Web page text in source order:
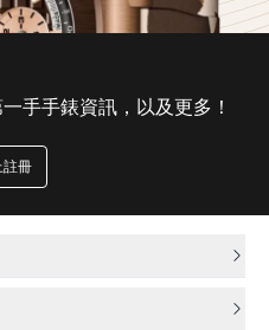
手手錶資訊，以及更多！
註冊